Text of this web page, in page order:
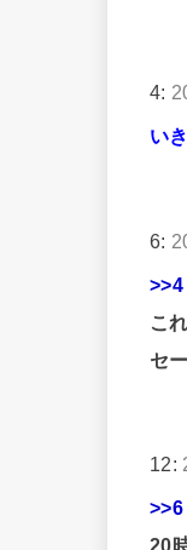
4:
い
6:
>>4
こ
セ
12:
>>6
20